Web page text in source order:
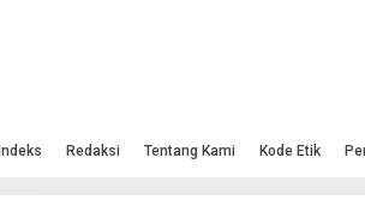
Indeks Redaksi Tentang Kami Kode Etik